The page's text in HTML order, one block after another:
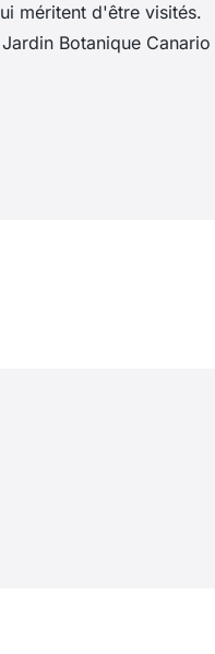
méritent d'être visités.
Botanique Canario